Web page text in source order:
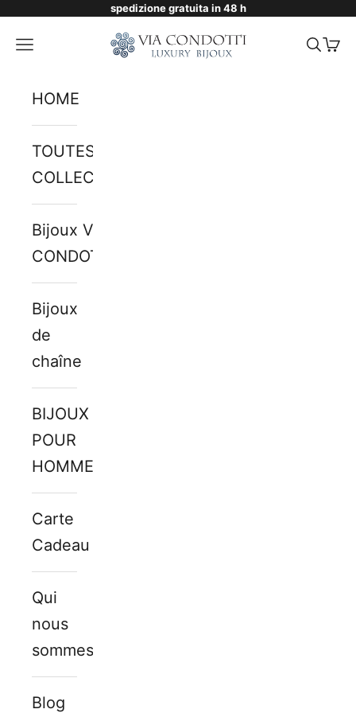
Passer au contenuspedizione gratuita in 48 h
Via Condotti Store
Menu
HOME
TOUTES LES
COLLECTIONS
Bijoux VIA
CONDOTTI
Bijoux
de
chaîne
BIJOUX
POUR
HOMMES
Carte
Cadeau
Qui
nous
sommes
Blog